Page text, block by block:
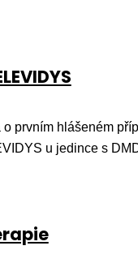
prvním hlášeném
u jedince s